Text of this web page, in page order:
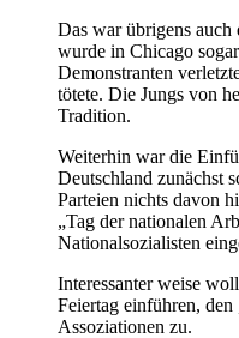
Das war übrigens auch
wurde in Chicago
Demonstranten
tötete. Die Jungs von
Tradition.
Weiterhin war die
Deutschland zunächst
Parteien nichts davon
„Tag der nationalen
Nationalsozialisten
Interessanter weise
Feiertag einführen,
Assoziationen zu.